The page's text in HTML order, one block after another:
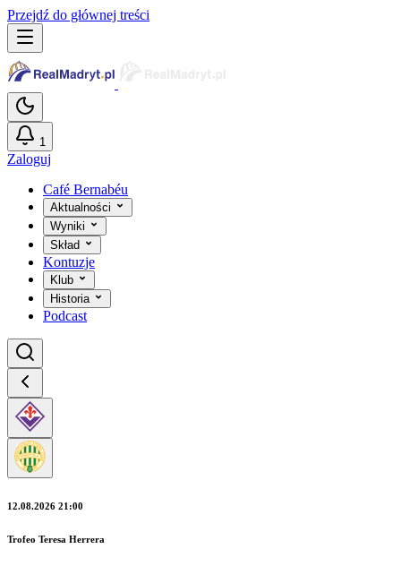
Przejdź do głównej treści
1
Zaloguj
Café Bernabéu
Aktualności
Wyniki
Skład
Kontuzje
Klub
Historia
Podcast
12.08.2026 21:00
Trofeo Teresa Herrera